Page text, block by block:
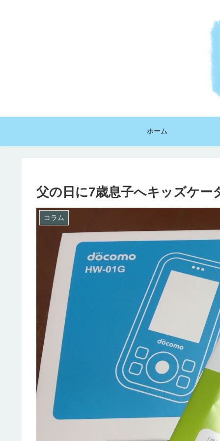
ホーム
父の日に7歳息子へキッズケー
コラム